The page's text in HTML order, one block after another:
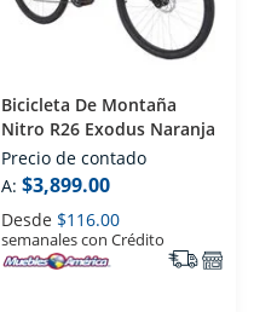
Bicicleta De Montaña
Nitro R26 Exodus Naranja
Precio de contado
A: $3,899.00
Desde $116.00
semanales con Crédito